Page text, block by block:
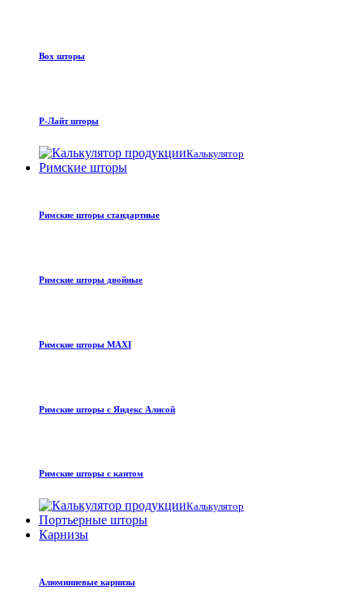
Box шторы
Р-Лайт шторы
Калькулятор
Римские шторы
Римские шторы стандартные
Римские шторы двойные
Римские шторы MAXI
Римские шторы с Яндекс Алисой
Римские шторы с кантом
Калькулятор
Портьерные шторы
Карнизы
Алюминиевые карнизы